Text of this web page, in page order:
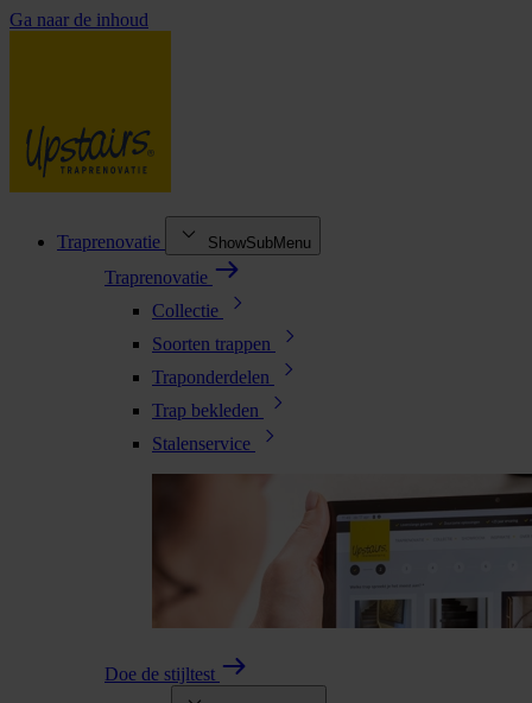
Ga naar de inhoud
Traprenovatie ShowSubMenu
Traprenovatie
Collectie
Soorten trappen
Traponderdelen
Trap bekleden
Stalenservice
Doe de stijltest